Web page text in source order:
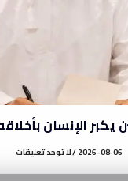
الإنسان بأخلاقه
2026-08-06 لا توجد تعليقات